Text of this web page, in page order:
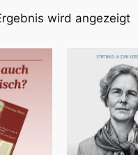
wird angezeigt